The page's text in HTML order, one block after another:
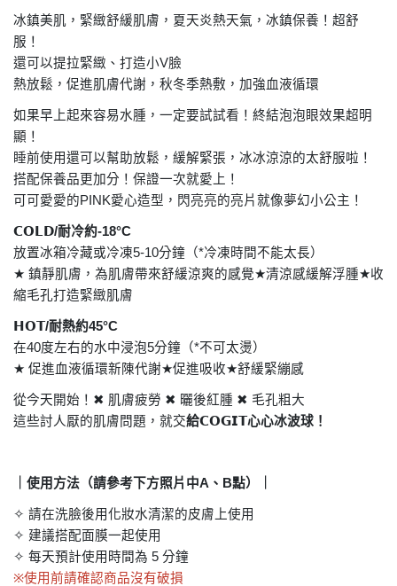
冰鎮美肌，緊緻舒緩肌膚，夏天炎熱天氣，冰鎮保養！超舒
服！
還可以提拉緊緻、打造小V臉
熱放鬆，促進肌膚代謝，秋冬季熱敷，加強血液循環
如果早上起來容易水腫，一定要試試看！終結泡泡眼效果超明
顯！
睡前使用還可以幫助放鬆，緩解緊張，冰冰涼涼的太舒服啦！
搭配保養品更加分！保證一次就愛上！
可可愛愛的PINK愛心造型，閃亮亮的亮片就像夢幻小公主！
𝗖𝗢𝗟𝗗/耐冷約-18°C
放置冰箱冷藏或冷凍5-10分鐘（*冷凍時間不能太長）
★ 鎮靜肌膚，為肌膚帶來舒緩涼爽的感覺★清涼感緩解浮腫★收
縮毛孔打造緊緻肌膚
𝗛𝗢𝗧/耐熱約45°C
在40度左右的水中浸泡5分鐘（*不可太燙）
★ 促進血液循環新陳代謝★促進吸收★舒緩緊繃感
從今天開始！ ✖ 肌膚疲勞 ✖ 曬後紅腫 ✖ 毛孔粗大
這些討人厭的肌膚問題，就交給𝗖𝗢𝗚𝗜𝗧心心冰波球！
｜使用方法（請參考下方照片中A 、 B點）｜
✧ 請在洗臉後用化妝水清潔的皮膚上使用
✧ 建議搭配面膜一起使用
✧ 每天預計使用時間為 5 分鐘
※使用前請確認商品沒有破損